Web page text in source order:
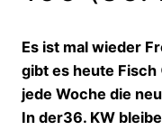
Es ist mal wieder
gibt es heute Fisch
jede Woche die
In der36. KW